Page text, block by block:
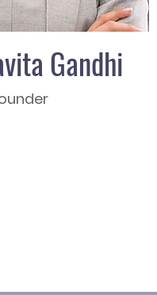
Gandhi